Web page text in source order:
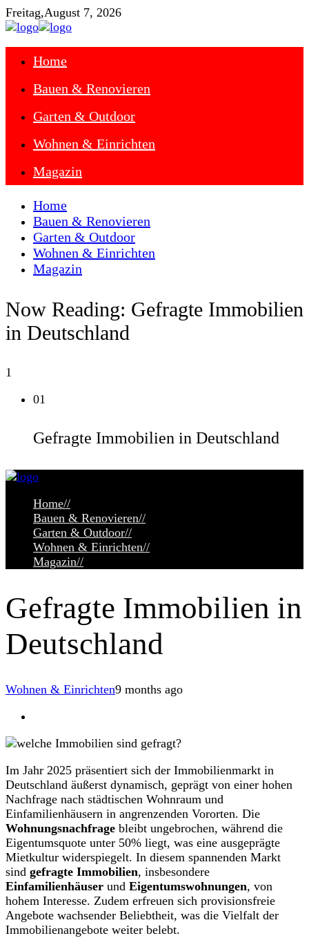
Freitag,August 7, 2026
Home
Bauen & Renovieren
Garten & Outdoor
Wohnen & Einrichten
Magazin
Home
Bauen & Renovieren
Garten & Outdoor
Wohnen & Einrichten
Magazin
Now Reading: Gefragte Immobilien
in Deutschland
1
01
Gefragte Immobilien in Deutschland
Home//
Bauen & Renovieren//
Garten & Outdoor//
Wohnen & Einrichten//
Magazin//
Gefragte Immobilien in
Deutschland
Wohnen & Einrichten9 months ago
Im Jahr 2025 präsentiert sich der Immobilienmarkt in
Deutschland äußerst dynamisch, geprägt von einer hohen
Nachfrage nach städtischen Wohnraum und
Einfamilienhäusern in angrenzenden Vororten. Die
Wohnungsnachfrage bleibt ungebrochen, während die
Eigentumsquote unter 50% liegt, was eine ausgeprägte
Mietkultur widerspiegelt. In diesem spannenden Markt
sind gefragte Immobilien, insbesondere
Einfamilienhäuser und Eigentumswohnungen, von
hohem Interesse. Zudem erfreuen sich provisionsfreie
Angebote wachsender Beliebtheit, was die Vielfalt der
Immobilienangebote weiter belebt.